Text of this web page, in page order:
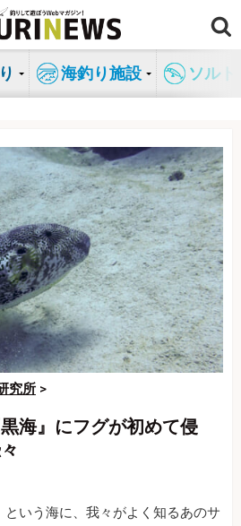
海釣り施設 ソル
究所 >
海』にフグが初めて侵
いう海に、我々がよく知るあのサ